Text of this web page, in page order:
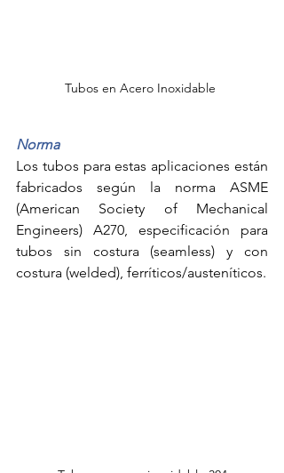
Tubos en Acero Inoxidable
Norma
Los tubos para estas aplicaciones están
fabricados según la norma ASME
(American Society of Mechanical
Engineers) A270, especificación para
tubos sin costura (seamless) y con